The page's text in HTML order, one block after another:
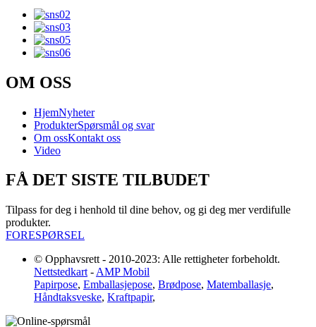
OM OSS
HjemNyheter
ProdukterSpørsmål og svar
Om ossKontakt oss
Video
FÅ DET SISTE TILBUDET
Tilpass for deg i henhold til dine behov, og gi deg mer verdifulle
produkter.
FORESPØRSEL
© Opphavsrett - 2010-2023: Alle rettigheter forbeholdt.
Nettstedkart - AMP Mobil
Papirpose, Emballasjepose, Brødpose, Matemballasje,
Håndtaksveske, Kraftpapir,